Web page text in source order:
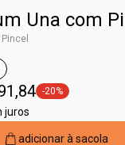
Una com
kits e combos
etiqueta -20%
-20%
juros
adicionar à sacola